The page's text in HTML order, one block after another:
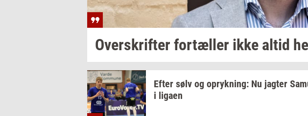
Over­skrif­ter for­tæl­ler ikke altid
Efter sølv og op­ryk­ning: Nu jag­ter
i liga­en